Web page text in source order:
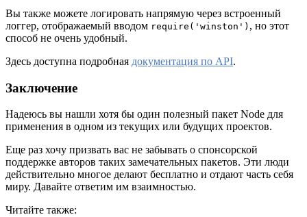
Вы также можете логировать напрямую через встроенный
логгер, отображаемый вводом require('winston') , но этот
способ не очень удобный.
Здесь доступна подробная документация по API.
Заключение
Надеюсь вы нашли хотя бы один полезный пакет Node для
применения в одном из текущих или будущих проектов.
Еще раз хочу призвать вас не забывать о спонсорской
поддержке авторов таких замечательных пакетов. Эти люди
действительно многое делают бесплатно и отдают часть себя
миру. Давайте ответим им взаимностью.
Читайте также: